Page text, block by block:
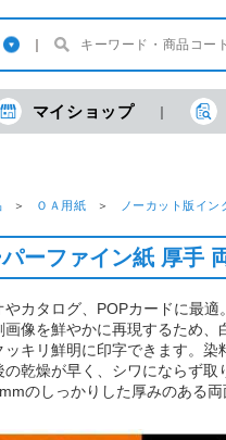
マイショップ
ＯＡ用紙 ノーカット版イン
ーファイン紙 厚手
やカタログ、POPカードに最
画像を鮮やかに再現するため
ッキリ鮮明に印字できます。
の乾燥が早く、シワにならず
のしっかりした厚みのある両